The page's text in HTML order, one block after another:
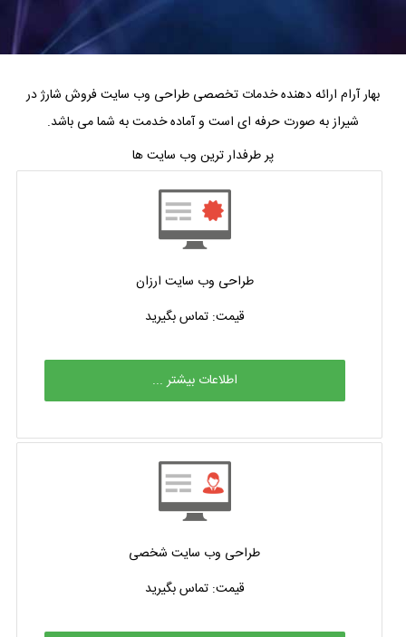
بهار آرام ارائه دهنده خدمات تخصصی طراحی وب سایت فروش شارژ در
شیراز به صورت حرفه ای است و آماده خدمت به شما می باشد.
پر طرفدار ترین وب سایت ها
طراحی وب سایت ارزان
قیمت: تماس بگیرید
اطلاعات بیشتر ...
طراحی وب سایت شخصی
قیمت: تماس بگیرید